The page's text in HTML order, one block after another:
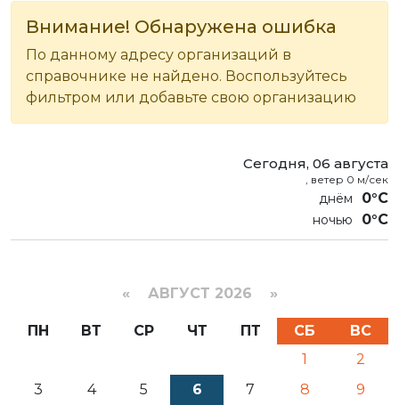
Внимание! Обнаружена ошибка
По данному адресу организаций в
справочнике не найдено. Воспользуйтесь
фильтром или добавьте свою организацию
Сегодня, 06 августа
, ветер 0 м/сек
0°C
0°C
« АВГУСТ 2026 »
ПН ВТ СР ЧТ ПТ СБ
ВС
1
2
3
4 5 6 7 8
9